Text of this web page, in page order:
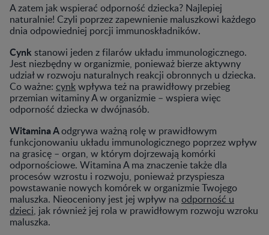
A zatem jak wspierać odporność dziecka? Najlepiej
naturalnie! Czyli poprzez zapewnienie maluszkowi każdego
dnia odpowiedniej porcji immunoskładników.
Cynkstanowi jeden z filarów układu immunologicznego.
Jest niezbędny w organizmie, ponieważ bierze aktywny
udział w rozwoju naturalnych reakcji obronnych u dziecka.
Co ważne: cynkwpływa też na prawidłowy przebieg
przemian witaminy A w organizmie – wspiera więc
odporność dziecka w dwójnasób.
Witamina Aodgrywa ważną rolę w prawidłowym
funkcjonowaniu układu immunologicznego poprzez wpływ
na grasicę – organ, w którym dojrzewają komórki
odpornościowe. Witamina A ma znaczenie także dla
procesów wzrostu i rozwoju, ponieważ przyspiesza
powstawanie nowych komórek w organizmie Twojego
maluszka. Nieoceniony jest jej wpływ na odporność u
dzieci, jak również jej rola w prawidłowym rozwoju wzroku
maluszka.